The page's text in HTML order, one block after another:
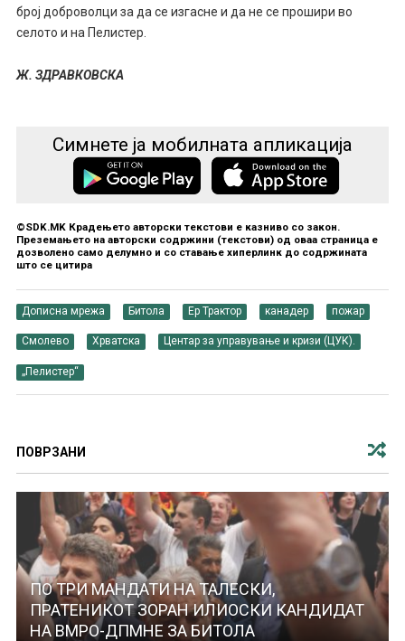
број доброволци за да се изгасне и да не се прошири во
селото и на Пелистер.
Ж. ЗДРАВКОВСКА
Симнете ја мобилната апликација
©SDK.MK Крадењето авторски текстови е казниво со закон.
Преземањето на авторски содржини (текстови) од оваа страница е
дозволено само делумно и со ставање хиперлинк до содржината
што се цитира
Дописна мрежа Битола Ер Трактор канадер пожар
Смолево Хрватска Центар за управување и кризи (ЦУК).
„Пелистер“
ПОВРЗАНИ
ПО ТРИ МАНДАТИ НА ТАЛЕСКИ,
ПРАТЕНИКОТ ЗОРАН ИЛИОСКИ КАНДИДАТ
НА ВМРО-ДПМНЕ ЗА БИТОЛА